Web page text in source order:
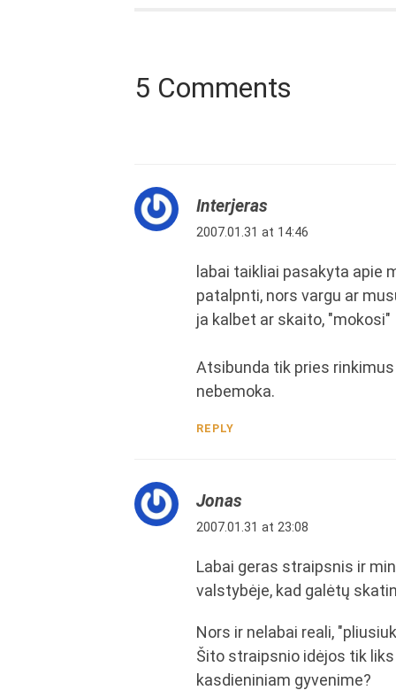
5 Comments
Interjeras
2007.01.31 at 14:46
labai taikliai pasakyta apie
patalpnti, nors vargu ar
ja kalbet ar skaito, "mokosi"
Atsibunda tik pries
nebemoka.
REPLY
Jonas
2007.01.31 at 23:08
Labai geras straipsnis ir
valstybėje, kad galėtų
Nors ir nelabai reali,
Šito straipsnio idėjos tik
kasdieniniam gyvenime?